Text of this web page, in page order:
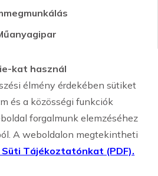
kat használ
élmény érdekében sütiket
és a közösségi funkciók
forgalmunk elemzéséhez
A weboldalon megtekintheti
Tájékoztatónkat (PDF).
Shot Peening